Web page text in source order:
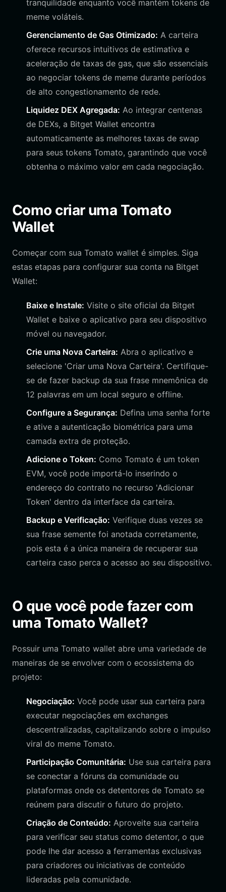
tranquilidade enquanto você mantém tokens de
meme voláteis.
Gerenciamento de Gas Otimizado: A carteira
oferece recursos intuitivos de estimativa e
aceleração de taxas de gas, que são essenciais
ao negociar tokens de meme durante períodos
de alto congestionamento de rede.
Liquidez DEX Agregada: Ao integrar centenas
de DEXs, a Bitget Wallet encontra
automaticamente as melhores taxas de swap
para seus tokens Tomato, garantindo que você
obtenha o máximo valor em cada negociação.
Como criar uma Tomato
Wallet
Começar com sua Tomato wallet é simples. Siga
estas etapas para configurar sua conta na Bitget
Wallet:
Baixe e Instale: Visite o site oficial da Bitget
Wallet e baixe o aplicativo para seu dispositivo
móvel ou navegador.
Crie uma Nova Carteira: Abra o aplicativo e
selecione 'Criar uma Nova Carteira'. Certifique-
se de fazer backup da sua frase mnemônica de
12 palavras em um local seguro e offline.
Configure a Segurança: Defina uma senha forte
e ative a autenticação biométrica para uma
camada extra de proteção.
Adicione o Token: Como Tomato é um token
EVM, você pode importá-lo inserindo o
endereço do contrato no recurso 'Adicionar
Token' dentro da interface da carteira.
Backup e Verificação: Verifique duas vezes se
sua frase semente foi anotada corretamente,
pois esta é a única maneira de recuperar sua
carteira caso perca o acesso ao seu dispositivo.
O que você pode fazer com
uma Tomato Wallet?
Possuir uma Tomato wallet abre uma variedade de
maneiras de se envolver com o ecossistema do
projeto:
Negociação: Você pode usar sua carteira para
executar negociações em exchanges
descentralizadas, capitalizando sobre o impulso
viral do meme Tomato.
Participação Comunitária: Use sua carteira para
se conectar a fóruns da comunidade ou
plataformas onde os detentores de Tomato se
reúnem para discutir o futuro do projeto.
Criação de Conteúdo: Aproveite sua carteira
para verificar seu status como detentor, o que
pode lhe dar acesso a ferramentas exclusivas
para criadores ou iniciativas de conteúdo
lideradas pela comunidade.